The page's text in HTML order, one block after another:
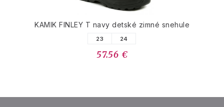
KAMIK FINLEY T navy detské zimné snehule
23 24
57.56 €